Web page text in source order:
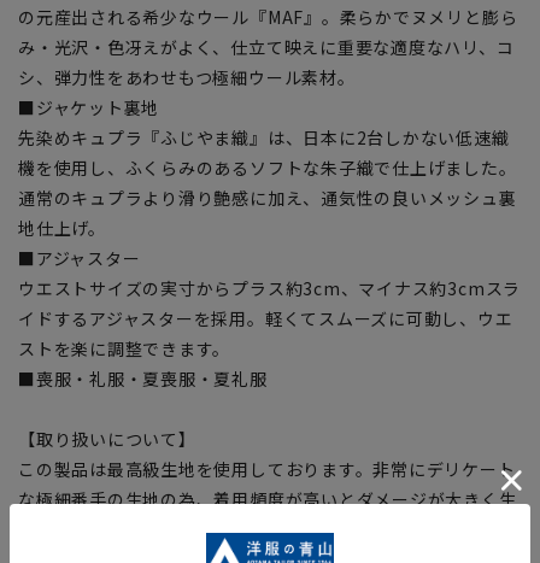
の元産出される希少なウール『MAF』。柔らかでヌメリと膨ら
み・光沢・色冴えがよく、仕立て映えに重要な適度なハリ、コ
シ、弾力性をあわせもつ極細ウール素材。
■ジャケット裏地
先染めキュプラ『ふじやま織』は、日本に2台しかない低速織
機を使用し、ふくらみのあるソフトな朱子織で仕上げました。
通常のキュプラより滑り艶感に加え、通気性の良いメッシュ裏
地仕上げ。
■アジャスター
ウエストサイズの実寸からプラス約3cm、マイナス約3cmスラ
イドするアジャスターを採用。軽くてスムーズに可動し、ウエ
ストを楽に調整できます。
■喪服・礼服・夏喪服・夏礼服
【取り扱いについて】
この製品は最高級生地を使用しております。非常にデリケート
な極細番手の生地の為、着用頻度が高いとダメージが大きく生
地を傷めます。ご理解の上、着用いただき本製品の質感をご堪